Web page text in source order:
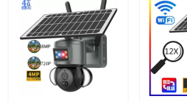
Bizim Hakkımızda
Fabrika turu
Kalite Kontrolü